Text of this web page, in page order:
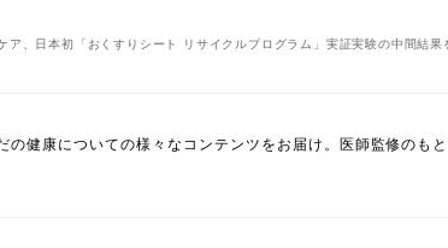
ア、日本初「おくすりシート リサイクルプログラム」実証実験の中間結果
の健康についての様々なコンテンツをお届け。医師監修のも